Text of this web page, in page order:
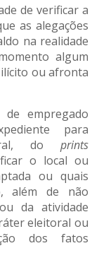
de verificar a
as alegações
na realidade
algum
ou afronta
empregado
para
do prints
o local ou
ou quais
além de não
da atividade
eleitoral ou
dos fatos